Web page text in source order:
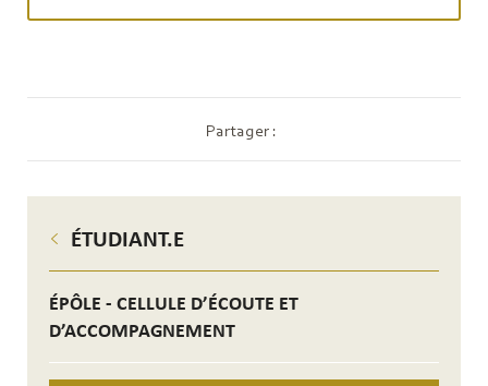
ÉTUDIANT.E
ÉPÔLE - CELLULE D’ÉCOUTE ET
D’ACCOMPAGNEMENT
Partager :